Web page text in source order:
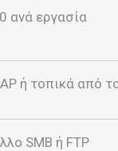
ανά εργασία
ή τοπικά από
SMB ή FTP